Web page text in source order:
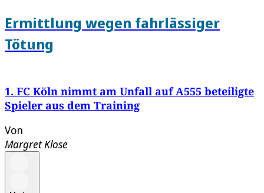
Ermittlung wegen fahrlässiger
Tötung
1. FC Köln nimmt am Unfall auf A555 beteiligte
Spieler aus dem Training
Von
Margret Klose